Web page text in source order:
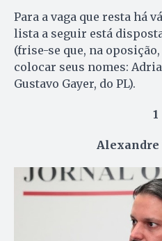
Para a vaga que resta há
lista a seguir está
(frise-se que, na
colocar seus nomes:
Gustavo Gayer, do PL).
1
Alexandre